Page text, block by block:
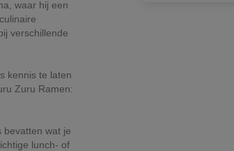
waar hij een
verschillende
kennis te laten
Zuru Ramen:
bevatten wat je
lunch- of